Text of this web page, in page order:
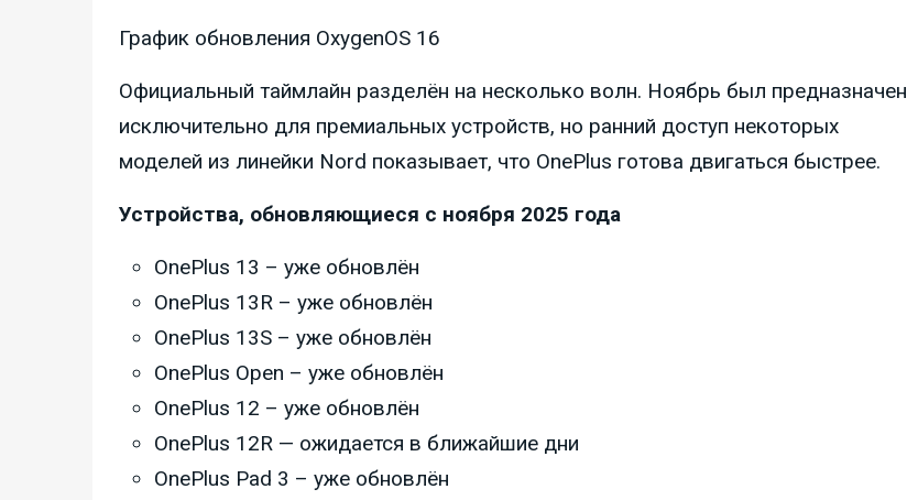
График обновления OxygenOS 16
Официальный таймлайн разделён на несколько волн. Ноябрь был предназначен
исключительно для премиальных устройств, но ранний доступ некоторых
моделей из линейки Nord показывает, что OnePlus готова двигаться быстрее.
Устройства, обновляющиеся с ноября 2025 года
OnePlus 13 – уже обновлён
OnePlus 13R – уже обновлён
OnePlus 13S – уже обновлён
OnePlus Open – уже обновлён
OnePlus 12 – уже обновлён
OnePlus 12R — ожидается в ближайшие дни
OnePlus Pad 3 – уже обновлён